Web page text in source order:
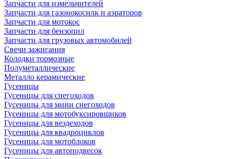
Запчасти для измельчителей
Запчасти для газонокосилк и аэраторов
Запчасти для мотокос
Запчасти для бензопил
Запчасти для грузовых автомобилей
Свечи зажигания
Колодки тормозные
Полуметаллические
Металло керамические
Гусеницы
Гусеницы для снегоходов
Гусеницы для мини снегоходов
Гусеницы для мотобуксировщиков
Гусеницы для вездеходов
Гусеницы для квадроциклов
Гусеницы для мотоблоков
Гусеницы для автоподвесок